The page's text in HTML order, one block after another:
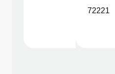
72221